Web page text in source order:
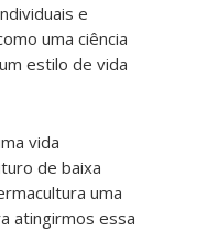
e
uma ciência
estilo de vida
vida
de baixa
uma
atingirmos essa